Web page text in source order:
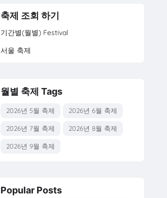
축제 조회 하기
기간별(월별) Festival
서울 축제
월별 축제 Tags
2026년 5월 축제 2026년 6월 축제
2026년 7월 축제 2026년 8월 축제
2026년 9월 축제
Popular Posts